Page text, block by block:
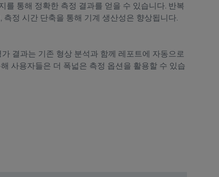
를 통해 정확한 측정 결과를 얻을 수 있습니다. 반복
측정 시간 단축을 통해 기계 생산성은 향상됩니다.
결과는 기존 형상 분석과 함께 레포트에 자동으로
해 사용자들은 더 폭넓은 측정 옵션을 활용할 수 있습